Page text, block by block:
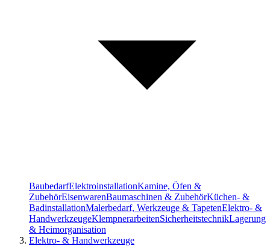
BaubedarfElektroinstallationKamine, Öfen &
ZubehörEisenwarenBaumaschinen & ZubehörKüchen- &
BadinstallationMalerbedarf, Werkzeuge & TapetenElektro- &
HandwerkzeugeKlempnerarbeitenSicherheitstechnikLagerung
& Heimorganisation
Elektro- & Handwerkzeuge